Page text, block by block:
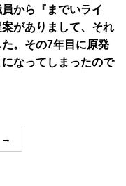
から『までいライ
がありまして、それ
。その7年目に原発
なってしまったので
→